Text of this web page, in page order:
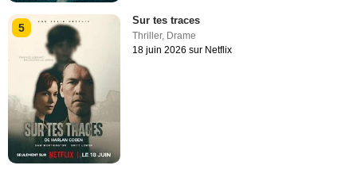
5
Sur tes traces
Thriller, Drame
18 juin 2026 sur Netflix